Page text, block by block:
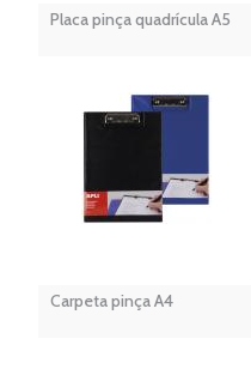
Placa pinça quadrícula A5
Carpeta pinça A4